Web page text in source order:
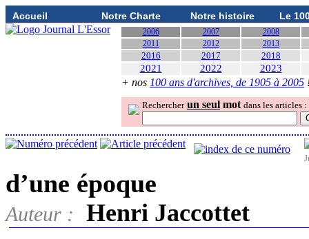
Accueil Notre Charte Notre histoire Le
2006 2007
2008
2011
2012 2013
2016 2017 2018
2021 2022 2023
+ nos 100 ans d'archives, de 1905 à 2005
Rechercher un seul mot dans les articles :
d’une époque
Auteur :
Henri Jaccottet